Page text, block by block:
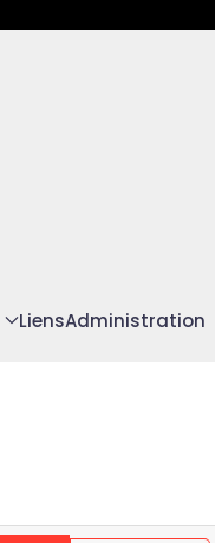
LiensAdministration